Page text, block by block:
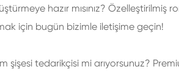
hazır mısınız? Özelleştirilmiş
için bugün bizimle iletişime geçin!
şişesi tedarikçisi mi arıyorsunuz?